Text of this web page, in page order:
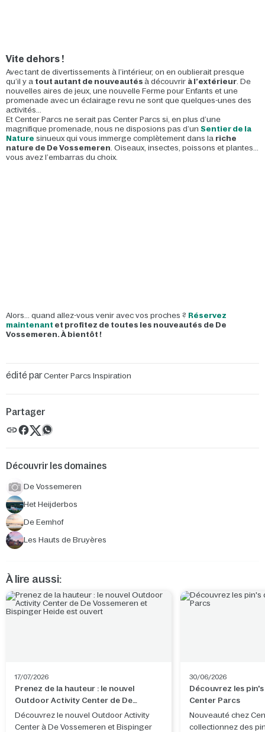
Vite dehors !
Avec tant de divertissements à l’intérieur, on en oublierait presque
qu’il y a tout autant de nouveautés à découvrir à l’extérieur. De
nouvelles aires de jeux, une nouvelle Ferme pour Enfants et une
promenade avec un éclairage revu ne sont que quelques-unes des
activités...
Et Center Parcs ne serait pas Center Parcs si, en plus d’une
magnifique promenade, nous ne disposions pas d’un Sentier de la
Nature sinueux qui vous immerge complètement dans la riche
nature de De Vossemeren. Oiseaux, insectes, poissons et plantes...
vous avez l’embarras du choix.
Alors... quand allez-vous venir avec vos proches ? Réservez
maintenant et profitez de toutes les nouveautés de De
Vossemeren. À bientôt !
édité parCenter Parcs Inspiration
Découvrir les domaines
De Vossemeren
Het Heijderbos
De Eemhof
Les Hauts de Bruyères
Partager
À lire aussi:
17/07/2026
Prenez de la hauteur : le nouvel
Outdoor Activity Center de De
Vossemeren et Bispinger Heide est
ouvert
Découvrez le nouvel Outdoor Activity
Center à De Vossemeren et Bispinger
30/06/2026
Découvrez les
Center Parcs
Nouveauté chez
collectionnez des